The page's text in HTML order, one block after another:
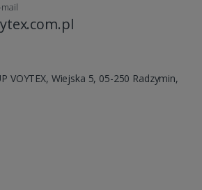
VOYTEX, Wiejska 5, 05-250 Radzymin,